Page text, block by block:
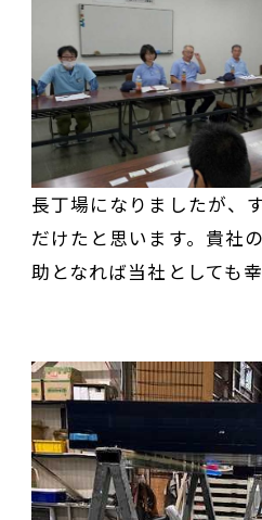
長丁場になりましたが、
だけたと思います。貴社
助となれば当社としても幸